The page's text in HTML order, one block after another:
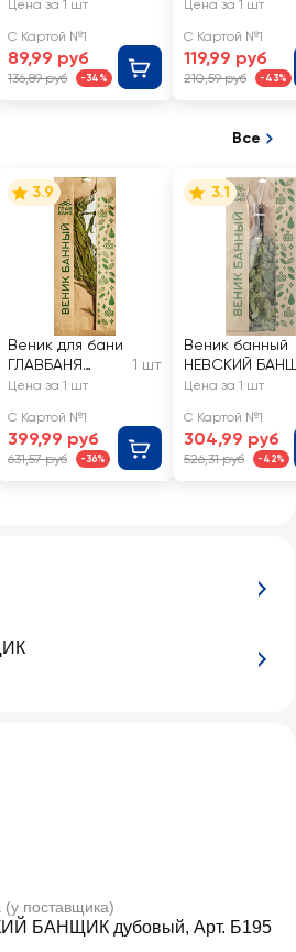
поставщика)
БАНЩИК дубовый, Арт. Б195
Цена за 1 шт
С Картой №1
89,99 руб
136,89 руб -34%
Б4211Л
Цена за 1 шт
С Картой №1
119,99 руб
210,59 руб -43%
Все
3.9
Веник для бани
ГЛАВБАНЯ
Эвкалиптовый,
1 шт
Цена за 1 шт
С Картой №1
399,99 руб
631,57 руб -36%
3.1
Веник банный
НЕВСКИЙ
березовый,
Цена за 1 шт
С Картой №1
304,99 руб
526,31 руб -42%